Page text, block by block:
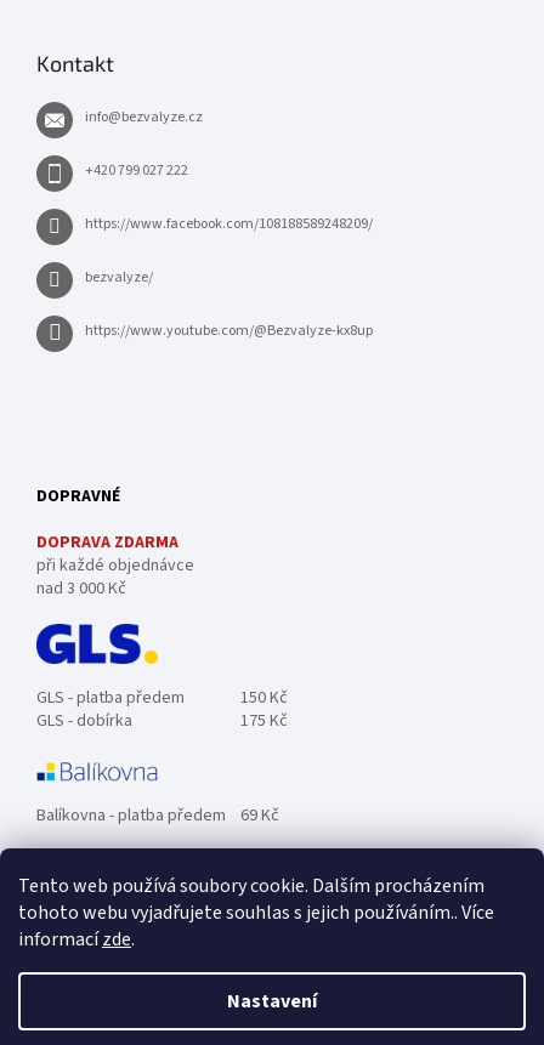
Tento web používá soubory cookie. Dalším procházením
tohoto webu vyjadřujete souhlas s jejich používáním.. Více
informacízde.
Nastavení
Kontakt
info@bezvalyze.cz
+420 799 027 222
https://www.facebook.com/108188589248209/
bezvalyze/
https://www.youtube.com/@Bezvalyze-kx8up
DOPRAVNÉ
DOPRAVA ZDARMA
při každé objednávce
nad 3 000 Kč
GLS - platba předem
150 Kč
GLS - dobírka
175 Kč
Balíkovna - platba předem 69 Kč
Zásilkovna - platba předem 89 Kč